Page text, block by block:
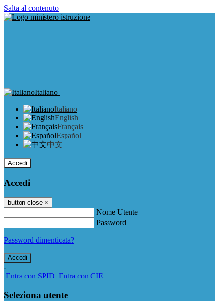
Salta al contenuto
Italiano
Italiano
English
Français
Español
中文
Accedi
Accedi
button close ×
Nome Utente
Password
Password dimenticata?
-
Entra con SPID Entra con CIE
Seleziona utente